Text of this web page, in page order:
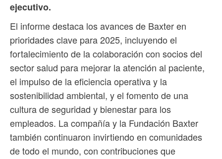
ejecutivo.
El informe destaca los avances de Baxter en
prioridades clave para 2025, incluyendo el
fortalecimiento de la colaboración con socios del
sector salud para mejorar la atención al paciente,
el impulso de la eficiencia operativa y la
sostenibilidad ambiental, y el fomento de una
cultura de seguridad y bienestar para los
empleados. La compañía y la Fundación Baxter
también continuaron invirtiendo en comunidades
de todo el mundo, con contribuciones que